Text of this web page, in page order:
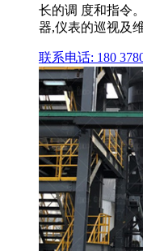
长的调 度和指令
器,仪表的巡视及
联系电话: 180